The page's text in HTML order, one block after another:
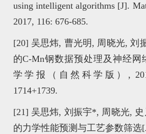
using intelligent algorithms [J].
2017, 116: 676-685.
[20] 吴思炜, 曹光明, 周晓光, 刘
的C-Mn钢数据预处理及神经网
学学报（自然科学版）,
1714+1739.
[21] 吴思炜, 刘振宇*, 周晓光,
的力学性能预测与工艺参数筛选